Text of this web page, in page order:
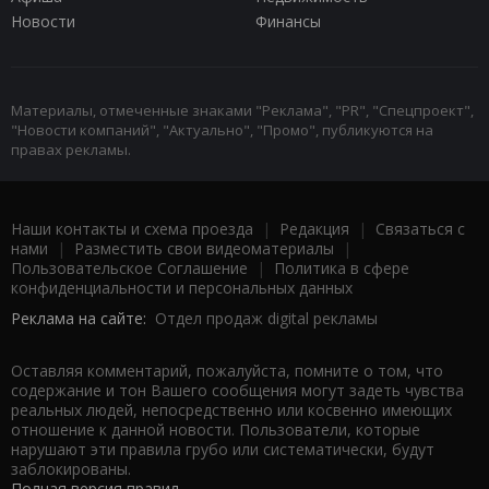
Новости
Финансы
Материалы, отмеченные знаками "Реклама", "PR", "Спецпроект",
"Новости компаний", "Актуально", "Промо", публикуются на
правах рекламы.
Наши контакты и схема проезда | Редакция | Связаться с
нами | Разместить свои видеоматериалы |
Пользовательское Соглашение |
Политика в сфере
конфиденциальности и персональных данных
Реклама на сайте: Отдел продаж digital рекламы
Оставляя комментарий, пожалуйста, помните о том, что
содержание и тон Вашего сообщения могут задеть чувства
реальных людей, непосредственно или косвенно имеющих
отношение к данной новости. Пользователи, которые
нарушают эти правила грубо или систематически, будут
заблокированы.